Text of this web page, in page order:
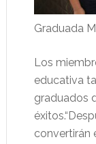
Graduada
Los
educativa
graduados
convertirán